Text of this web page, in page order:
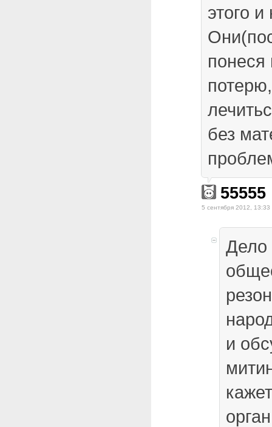
этого
без
55555
5 сентября 2012, 13:33
Дело
и